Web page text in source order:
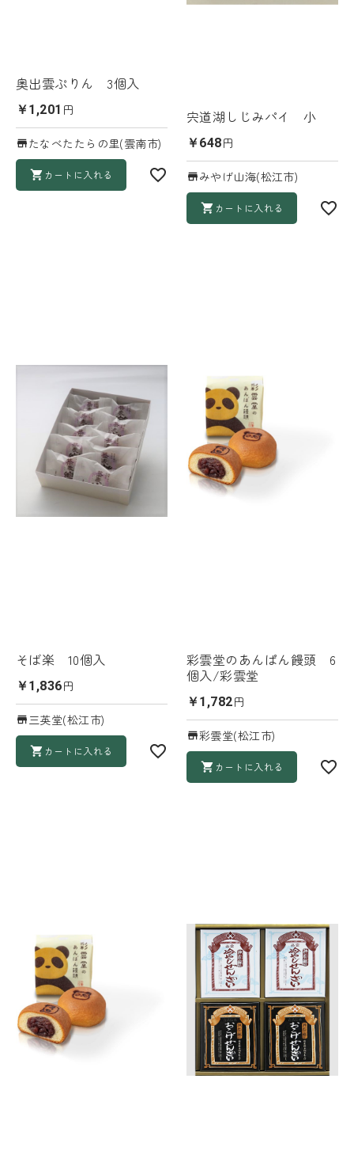
奥出雲ぷりん 3個入
￥1,201 円
たなべたたらの里(雲南市)
カートに入れる
宍道湖しじみパイ 小
￥648円
みやげ山海(松江市)
カートに入れる
そば楽 10個入
￥1,836円
三英堂(松江市)
カートに入れる
彩雲堂のあんぱん饅頭 6
個入/彩雲堂
￥1,782円
彩雲堂(松江市)
カートに入れる